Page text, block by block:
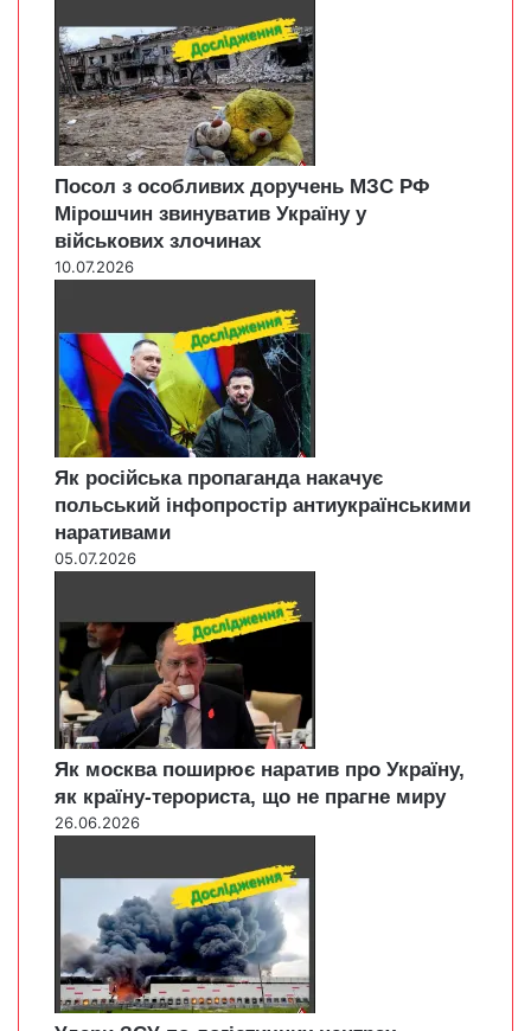
Посол з особливих доручень МЗС РФ
Мірошчин звинуватив Україну у
військових злочинах
10.07.2026
Як російська пропаганда накачує
польський інфопростір антиукраїнськими
наративами
05.07.2026
Як москва поширює наратив про Україну,
як країну-терориста, що не прагне миру
26.06.2026